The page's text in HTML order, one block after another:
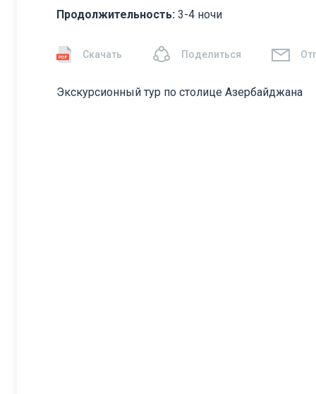
Продолжительность: 3-4 ночи
Скачать Поделиться
Экскурсионный тур по столице Азербайджана